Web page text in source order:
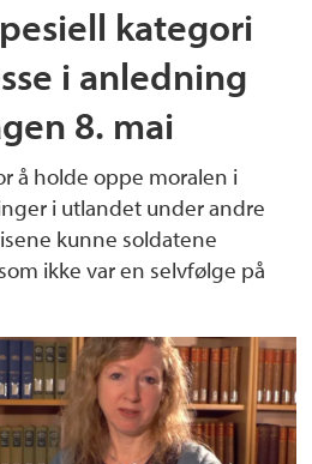
kategori
i anledning
8. mai
å holde oppe moralen i
i utlandet under andre
kunne soldatene
ikke var en selvfølge på